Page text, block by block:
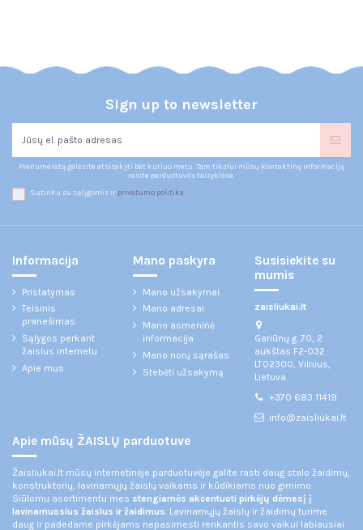
Sign up to newsletter
Prenumeratą galėsite atsisakyti bet kuriuo metu. Tam tikslui mūsų kontaktinę informaciją
rasite parduotuvės taisyklėse.
Sutinku su sąlygomis ir privatumo politika
Informacija
Pristatymas
Teisinis
pranešimas
Sąlygos perkant
žaislus internetu
Apie mus
Mano paskyra
Mano užsakymai
Mano adresai
Mano asmeninė
informacija
Mano norų sąrašas
Stebėti užsakymą
Susisiekite su
mumis
zaisliukai.lt
Gariūnų g. 70, 2
aukštas F2-032
LT02300, Vilnius,
Lietuva
+370 683 11419
info@zaisliukai.lt
Apie mūsų ŽAISLŲ parduotuve
Žaisliukai.lt mūsų internetinėje parduotuvėje galite rasti daug stalo žaidimų,
konstruktorių, lavinamųjų žaislų vaikams ir kūdikiams nuo gimimo.
Siūlomu asortimentu mes stengiamės akcentuoti pirkėjų dėmesį į
lavinamuosius žaislus ir žaidimus. Lavinamųjų žaislų ir žaidimų turime
daug ir padedame pirkėjams nepasimesti renkantis savo vaikui labiausiai